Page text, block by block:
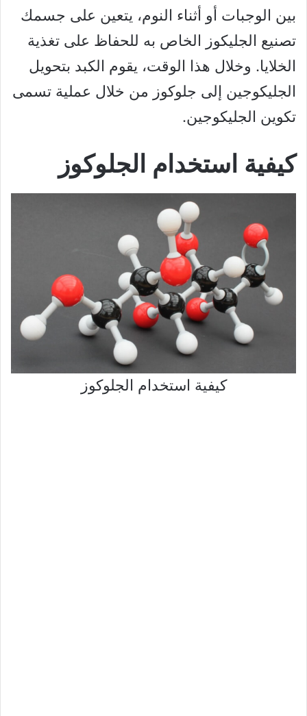
بين الوجبات أو أثناء النوم، يتعين على جسمك
تصنيع الجليكوز الخاص به للحفاظ على تغذية
الخلايا. وخلال هذا الوقت، يقوم الكبد بتحويل
الجليكوجين إلى جلوكوز من خلال عملية تسمى
تكوين الجليكوجين.
كيفية استخدام الجلوكوز
كيفية استخدام الجلوكوز